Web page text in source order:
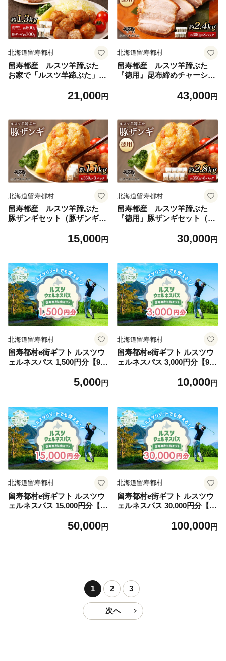
北海道留寿都村
留寿都産 ルスツ羊蹄ぶた
お家で「ルスツ羊蹄ぶた」堪
ュー・豚ザンギ【約1.3k
21,000円
北海道留寿都村
留寿都産 ルスツ羊蹄ぶた
『徳用』昆布締めチャーシュ
ュー【約2.4kg】）【28012】
43,000円
北海道留寿都村
留寿都産 ルスツ羊蹄ぶた
豚ザンギセット（豚ザンギ
15,000円
北海道留寿都村
留寿都産 ルスツ羊蹄ぶた
『徳用』豚ザンギセット（豚
30,000円
北海道留寿都村
留寿都村e街ギフト ルスツウ
ェルネスパス 1,500円分【991
5,000円
北海道留寿都村
留寿都村e街ギフト ルスツウ
ェルネスパス 3,000円分【991
10,000円
北海道留寿都村
留寿都村e街ギフト ルスツウ
ェルネスパス 15,000円分【99
50,000円
北海道留寿都村
留寿都村e街ギフト ルスツウ
ェルネスパス 30,000円分【99
100,000円
1 2 3
次へ